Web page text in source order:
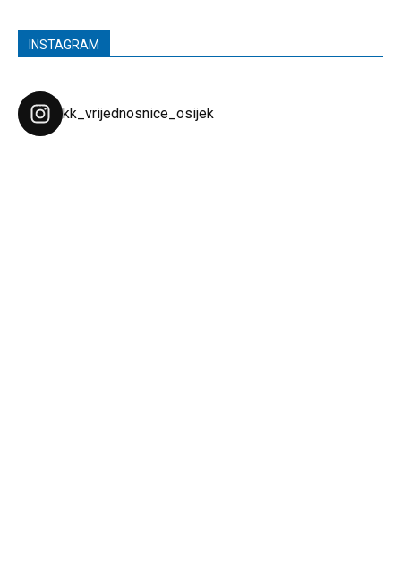
INSTAGRAM
kk_vrijednosnice_osijek